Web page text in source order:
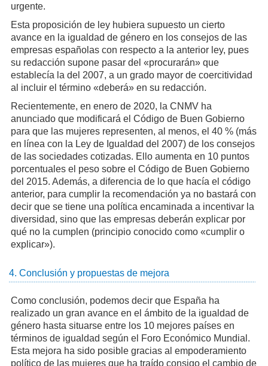
urgente.
Esta proposición de ley hubiera supuesto un cierto
avance en la igualdad de género en los consejos de las
empresas españolas con respecto a la anterior ley, pues
su redacción supone pasar del «procurarán» que
establecía la del 2007, a un grado mayor de coercitividad
al incluir el término «deberá» en su redacción.
Recientemente, en enero de 2020, la CNMV ha
anunciado que modificará el Código de Buen Gobierno
para que las mujeres representen, al menos, el 40 % (más
en línea con la Ley de Igualdad del 2007) de los consejos
de las sociedades cotizadas. Ello aumenta en 10 puntos
porcentuales el peso sobre el Código de Buen Gobierno
del 2015. Además, a diferencia de lo que hacía el código
anterior, para cumplir la recomendación ya no bastará con
decir que se tiene una política encaminada a incentivar la
diversidad, sino que las empresas deberán explicar por
qué no la cumplen (principio conocido como «cumplir o
explicar»).
4. Conclusión y propuestas de mejora
Como conclusión, podemos decir que España ha
realizado un gran avance en el ámbito de la igualdad de
género hasta situarse entre los 10 mejores países en
términos de igualdad según el Foro Económico Mundial.
Esta mejora ha sido posible gracias al empoderamiento
político de las mujeres que ha traído consigo el cambio de